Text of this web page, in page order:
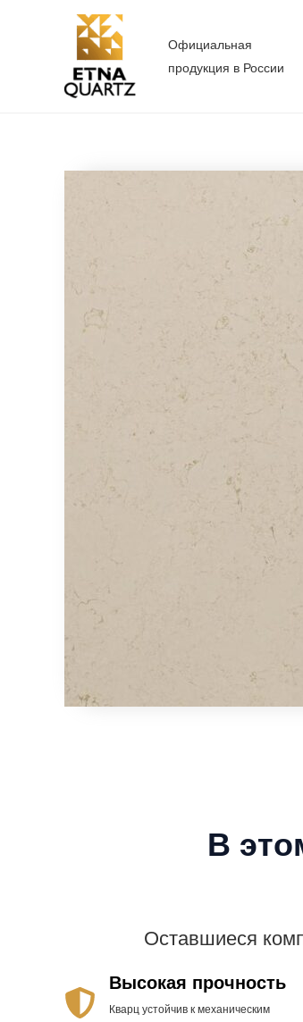
содержимому
Официальная
продукция в России
В
Оставшиеся
Высокая прочность
Кварц устойчив к механическим